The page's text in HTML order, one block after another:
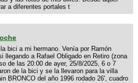
a diferentes portales t
la bici a mi hermano. Venía por Ramón
llegando a Rafael Obligado en Retiro (zona
de las 20:00 de ayer, 25/8/2025, 6 o 7
de la bici y se la llevaron para la villa
BRONCO del año 1996 rodado 26', cuadro